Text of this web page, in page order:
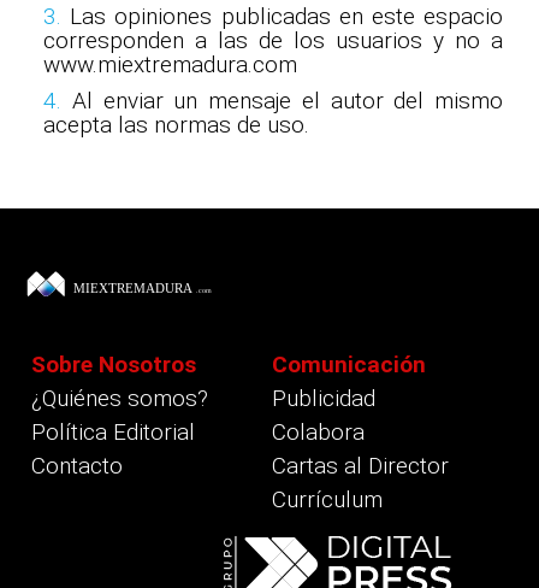
3.
Las opiniones publicadas en este espacio
corresponden a las de los usuarios y no a
www.miextremadura.com
4.
Al enviar un mensaje el autor del mismo
acepta las normas de uso.
Sobre Nosotros
¿Quiénes somos?
Política Editorial
Contacto
Comunicación
Publicidad
Colabora
Cartas al Director
Currículum